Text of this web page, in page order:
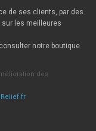
de ses clients, par des
sur les meilleures
notre boutique
des